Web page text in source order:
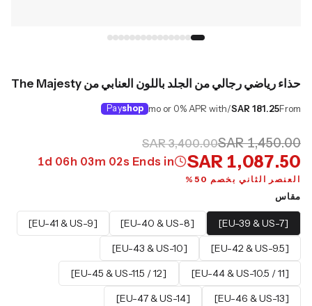
حذاء رياضي رجالي من الجلد باللون العنابي من The Majesty
From
SAR 181.25
/mo or 0% APR with
shop
Pay
SAR 1,450.00
SAR 3,400.00
SAR 1,087.50
Ends in
1d 06h 03m 02s
العنصر الثاني بخصم 50%
مقاس
[EU-39 & US-7]
[EU-40 & US-8]
[EU-41 & US-9]
[EU-42 & US-9.5]
[EU-43 & US-10]
[EU-44 & US-10.5 / 11]
[EU-45 & US-11.5 / 12]
[EU-46 & US-13]
[EU-47 & US-14]